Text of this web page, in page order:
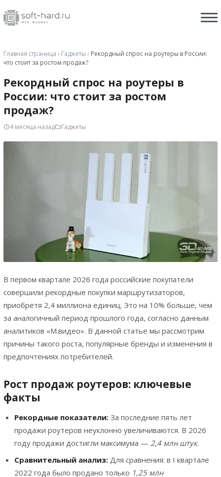
Главная страница › Гаджеты › Рекордный спрос на роутеры в России:
что стоит за ростом продаж?
Рекордный спрос на роутеры в
России: что стоит за ростом
продаж?
4 месяца назад Гаджеты
В первом квартале 2026 года российские покупатели
совершили рекордные покупки маршрутизаторов,
приобретя 2,4 миллиона единиц. Это на 10% больше, чем
за аналогичный период прошлого года, согласно данным
аналитиков «М.видео». В данной статье мы рассмотрим
причины такого роста, популярные бренды и изменения в
предпочтениях потребителей.
Рост продаж роутеров: ключевые
факты
Рекордные показатели:За последние пять лет
продажи роутеров неуклонно увеличиваются. В 2026
году продажи достигли максимума — 2,4 млн штук.
Сравнительный анализ:Для сравнения: в I квартале
2022 года было продано только 1,25 млн